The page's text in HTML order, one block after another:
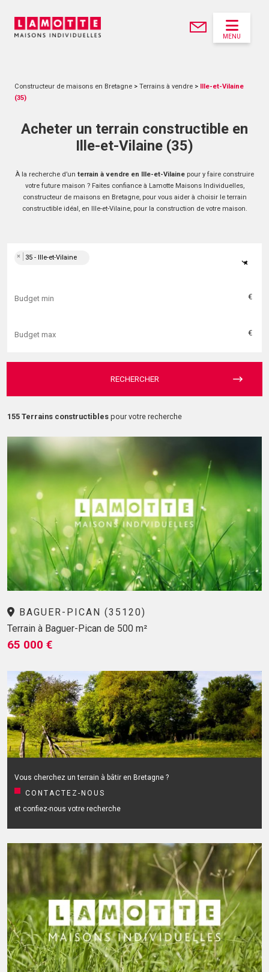
MENU
Constructeur de maisons en Bretagne > Terrains à vendre > Ille-et-Vilaine
(35)
Acheter un terrain constructible en
Ille-et-Vilaine (35)
À la recherche d’un terrain à vendre en Ille-et-Vilaine pour y faire construire
votre future maison ? Faites confiance à Lamotte Maisons Individuelles,
constructeur de maisons en Bretagne, pour vous aider à choisir le terrain
constructible idéal, en Ille-et-Vilaine, pour la construction de votre maison.
×
× 35 - Ille-et-Vilaine
€
€
RECHERCHER
155 Terrains constructibles pour votre recherche
BAGUER-PICAN (35120)
Terrain à Baguer-Pican de 500 m²
65 000 €
Vous cherchez un terrain à bâtir en Bretagne ?
CONTACTEZ-NOUS
et confiez-nous votre recherche